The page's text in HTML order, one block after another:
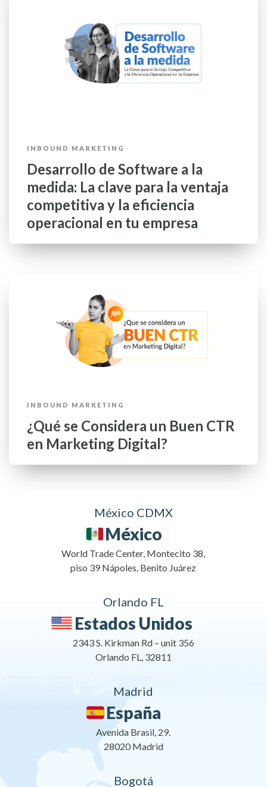
INBOUND MARKETING
Desarrollo de Software a la
medida: La clave para la ventaja
competitiva y la eficiencia
operacional en tu empresa
INBOUND MARKETING
¿Qué se Considera un Buen CTR
en Marketing Digital?
México CDMX
México
World Trade Center, Montecito 38,
piso 39 Nápoles, Benito Juárez
Orlando FL
Estados Unidos
2343 S. Kirkman Rd – unit 356
Orlando FL, 32811
Madrid
España
Avenida Brasil, 29.
28020 Madrid
Bogotá